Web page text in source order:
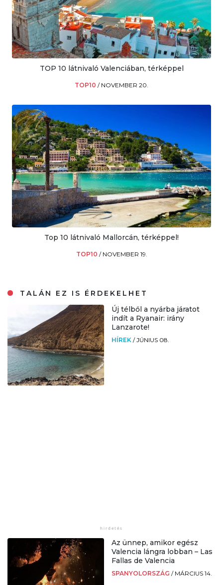
TOP 10 látnivaló Valenciában, térképpel
TOP10 / NOVEMBER 20.
Top 10 látnivaló Mallorcán, térképpel!
TOP10 / NOVEMBER 19.
TALÁN EZ IS ÉRDEKELHET
Új télből a nyárba járatot
indít a Ryanair: irány
Lanzarote!
HÍREK /JÚNIUS 08.
Az ünnep, amikor egész
Valencia lángra lobban – Las
Fallas de Valencia
SPANYOLORSZÁG / MÁRCIUS 14.